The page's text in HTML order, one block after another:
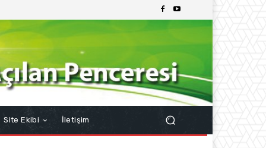
Site Ekibi İletişim